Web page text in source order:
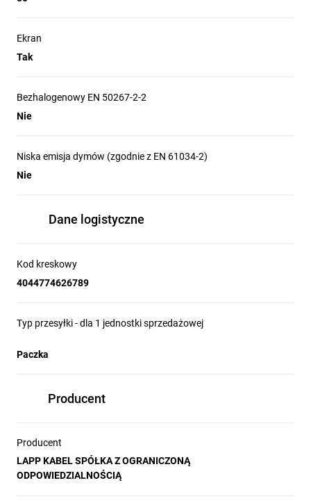
Ekran
Tak
Bezhalogenowy EN 50267-2-2
Nie
Niska emisja dymów (zgodnie z EN 61034-2)
Nie
Dane logistyczne
Kod kreskowy
4044774626789
Typ przesyłki - dla 1 jednostki sprzedażowej
Paczka
Producent
Producent
LAPP KABEL SPÓŁKA Z OGRANICZONĄ
ODPOWIEDZIALNOŚCIĄ